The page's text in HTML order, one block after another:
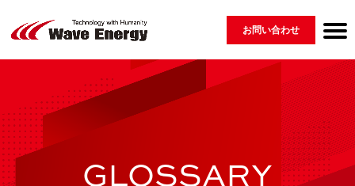
Wave Energyについて
会社情報
製品紹介 ▾
⇀ 再生可能エネルギー
└ 脆弱性開示ポリシー
用語集
ニュース
採用情報
お問い合わせ
GLOSSARY